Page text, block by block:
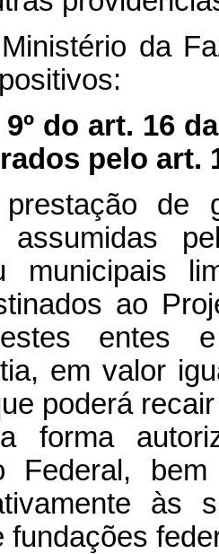
da
do art. 16
pelo art.
de
assumidas
municipais
ao
entes
em valor
poderá
forma
Federal,
às
fundações